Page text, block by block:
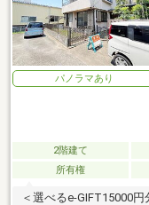
パノラマあり
2階建て
所有権
＜選べるe-GIFT15000